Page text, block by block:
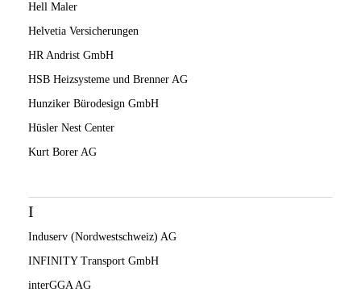
Hell Maler
Helvetia Versicherungen
HR Andrist GmbH
HSB Heizsysteme und Brenner AG
Hunziker Bürodesign GmbH
Hüsler Nest Center
Kurt Borer AG
I
Induserv (Nordwestschweiz) AG
INFINITY Transport GmbH
interGGA AG